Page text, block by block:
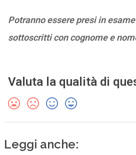
Potranno essere presi in
sottoscritti con cognome e
Valuta la qualità di
Leggi anche: